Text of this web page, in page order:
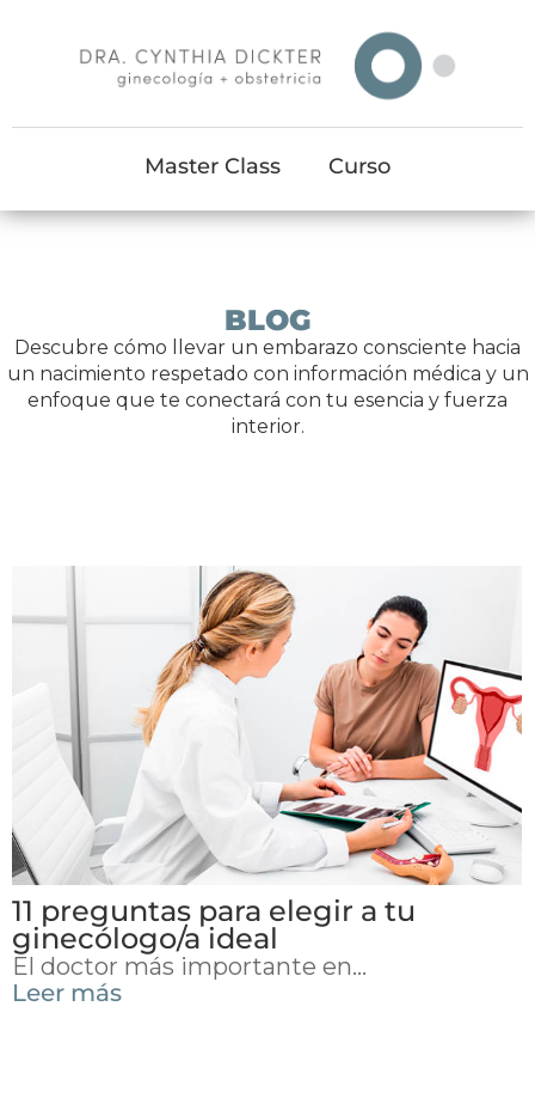
Master Class Curso
BLOG
Descubre cómo llevar un embarazo consciente hacia
un nacimiento respetado con información médica y un
enfoque que te conectará con tu esencia y fuerza
interior.
11 preguntas para elegir a tu
ginecólogo/a ideal
El doctor más importante en...
Leer más